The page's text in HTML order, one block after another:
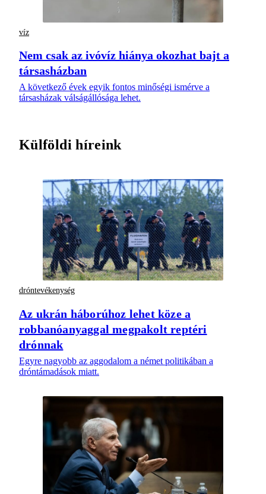
víz
Nem csak az ivóvíz hiánya okozhat bajt a
társasházban
A következő évek egyik fontos minőségi ismérve a
társasházak válságállósága lehet.
Külföldi híreink
dróntevékenység
Az ukrán háborúhoz lehet köze a
robbanóanyaggal megpakolt reptéri
drónnak
Egyre nagyobb az aggodalom a német politikában a
dróntámadások miatt.